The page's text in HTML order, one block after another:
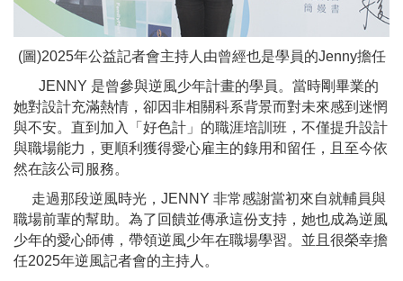
(圖)2025年公益記者會主持人由曾經也是學員的Jenny擔任
JENNY 是曾參與逆風少年計畫的學員。當時剛畢業的
她對設計充滿熱情，卻因非相關科系背景而對未來感到迷惘
與不安。直到加入「好色計」的職涯培訓班，不僅提升設計
與職場能力，更順利獲得愛心雇主的錄用和留任，且至今依
然在該公司服務。
走過那段逆風時光，JENNY 非常感謝當初來自就輔員與
職場前輩的幫助。為了回饋並傳承這份支持，她也成為逆風
少年的愛心師傅，帶領逆風少年在職場學習。並且很榮幸擔
任2025年逆風記者會的主持人。